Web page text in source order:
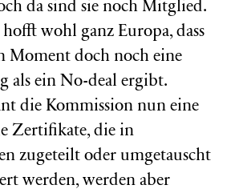
da sind sie noch Mitglied.
wohl ganz Europa, dass
Moment doch noch eine
als ein No-deal ergibt.
die Kommission nun eine
Zertifikate, die in
zugeteilt oder umgetauscht
werden, werden aber